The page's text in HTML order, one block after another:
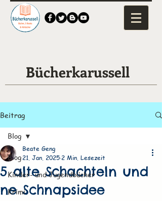
Bücherkarussell
Beitrag
Blog
Kinder- und Jugendbücher
Krimi
Blog
5 alte Schachteln und
ne Schnapsidee
Beate Geng
21. Jan. 2025 2 Min. Lesezeit